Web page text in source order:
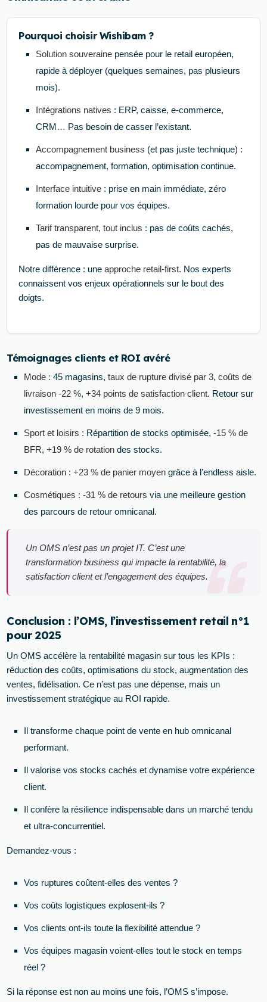
Pourquoi choisir Wishibam ?
Solution souverainepensée pour le retail européen,
rapide à déployer (quelques semaines, pas plusieurs
mois).
Intégrations natives : ERP, caisse, e-commerce,
CRM… Pas besoin de casser l’existant.
Accompagnement business (et pas juste technique) :
accompagnement, formation, optimisation continue.
Interface intuitive: prise en main immédiate, zéro
formation lourde pour vos équipes.
Tarif transparent, tout inclus : pas de coûts cachés,
pas de mauvaise surprise.
Notre différence : uneapproche retail-first. Nos experts
connaissent vos enjeux opérationnels sur le bout des
doigts.
Témoignages clients et ROI avéré
Mode : 45 magasins,taux de rupture divisé par 3,coûts de
livraison -22 %,+34 points de satisfaction client. Retour sur
investissement en moins de 9 mois.
Sport et loisirs : Répartition de stocks optimisée,-15 % de
BFR,+19 % de rotation des stocks.
Décoration : +23 % de panier moyen grâce à l’endless aisle.
Cosmétiques : -31 % de retours via une meilleure gestion
des parcours de retour omnicanal.
Un OMS n’est pas un projet IT. C’est une
transformation business qui impacte la rentabilité, la
satisfaction client et l’engagement des équipes.
Conclusion : l’OMS, l’investissement retail n°1
pour 2025
Un OMS accélère la rentabilité magasin sur tous les KPIs :
réduction des coûts, optimisations du stock, augmentation des
ventes, fidélisation. Ce n’est pas une dépense, mais un
investissement stratégique au ROI rapide.
Il transforme chaque point de vente en hub omnicanal
performant.
Il valorise vos stocks cachés et dynamise votre expérience
client.
Il confère la résilience indispensable dans un marché tendu
et ultra-concurrentiel.
Demandez-vous :
Vos ruptures coûtent-elles des ventes ?
Vos coûts logistiques explosent-ils ?
Vos clients ont-ils toute la flexibilité attendue ?
Vos équipes magasin voient-elles tout le stock en temps
réel ?
Si la réponse est non au moins une fois, l’OMS s’impose.